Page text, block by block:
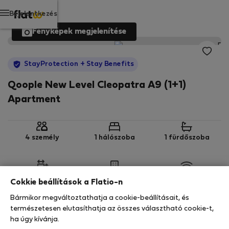
Bejelentkezés
Fényképek megjelenítése
StayProtection + Stay Benefits
Qoople New Level Cleopatra A9 (1+1)
Apartment
4 személy 1 hálószoba 1 fürdőszoba
StayProtection Stay Benefits
Az Ön tartózkodását ebben az ingatlanban a
Cokkie beállítások a Flatio-n
Bármikor megváltoztathatja a cookie-beállításait, és
természetesen elutasíthatja az összes választható cookie-t,
ha úgy kívánja.